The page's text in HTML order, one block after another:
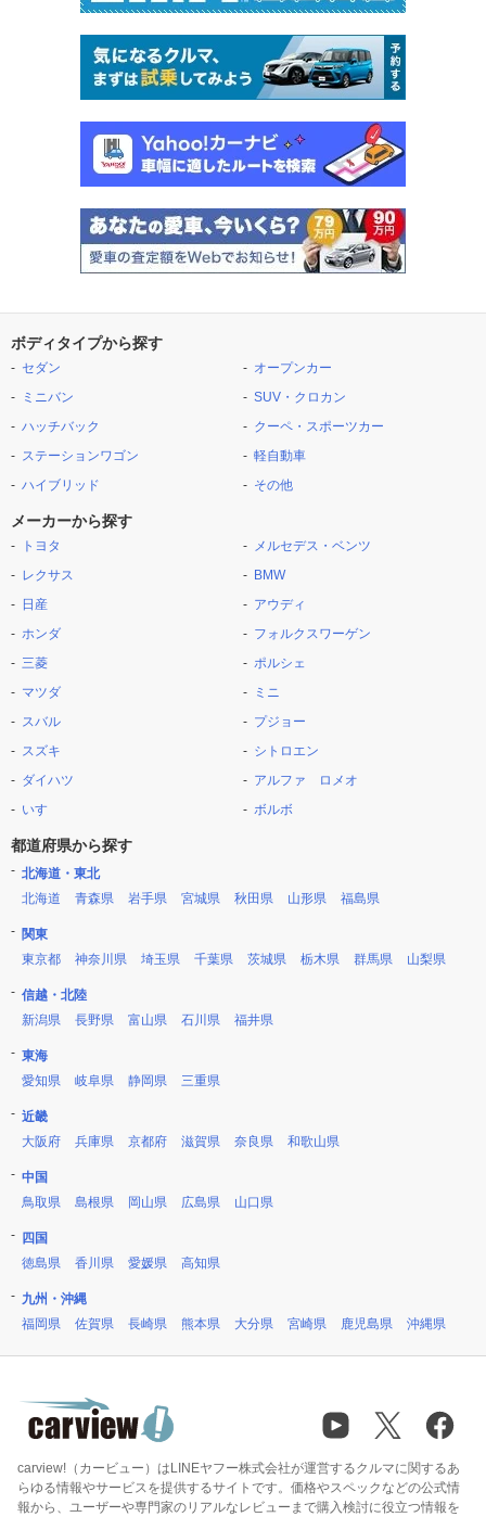
ボディタイプから探す
セダン
ミニバン
ハッチバック
ステーションワゴン
ハイブリッド
オープンカー
SUV・クロカン
クーペ・スポーツカー
軽自動車
その他
メーカーから探す
トヨタ
レクサス
日産
ホンダ
三菱
マツダ
スバル
スズキ
ダイハツ
いすゞ
メルセデス・ベンツ
BMW
アウディ
フォルクスワーゲン
ポルシェ
ミニ
プジョー
シトロエン
アルファ ロメオ
ボルボ
都道府県から探す
北海道・東北
北海道
青森県 岩手県 宮城県 秋田県 山形県 福島県
関東
東京都
神奈川県 埼玉県 千葉県 茨城県 栃木県 群馬県 山梨県
信越・北陸
新潟県
長野県 富山県 石川県 福井県
東海
愛知県
岐阜県 静岡県 三重県
近畿
大阪府
兵庫県 京都府 滋賀県 奈良県 和歌山県
中国
鳥取県
島根県 岡山県 広島県 山口県
四国
徳島県
香川県 愛媛県 高知県
九州・沖縄
福岡県
佐賀県 長崎県 熊本県 大分県 宮崎県 鹿児島県 沖縄県
carview!（カービュー）はLINEヤフー株式会社が運営するクルマに関するあ
らゆる情報やサービスを提供するサイトです。価格やスペックなどの公式情
報から、ユーザーや専門家のリアルなレビューまで購入検討に役立つ情報を